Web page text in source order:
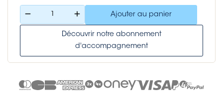
remove add Ajouter au panier
Découvrir notre abonnement
d'accompagnement